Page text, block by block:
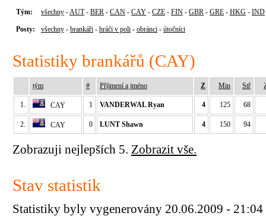
Tým: všechny -AUT- BER - CAN - CAY - CZE - FIN - GBR - GRE - HKG - IND
Posty: všechny - brankáři - hráči v poli - obránci - útočníci
Statistiky brankářů (CAY)
tým # Příjmení a jméno Z Min Stř
1. CAY 1 VANDERWAL Ryan 4 125 68
2. CAY 0 LUNT Shawn 4 150 94
Zobrazuji nejlepších 5. Zobrazit vše.
Stav statistik
Statistiky byly vygenerovány 20.06.2009 - 21:04